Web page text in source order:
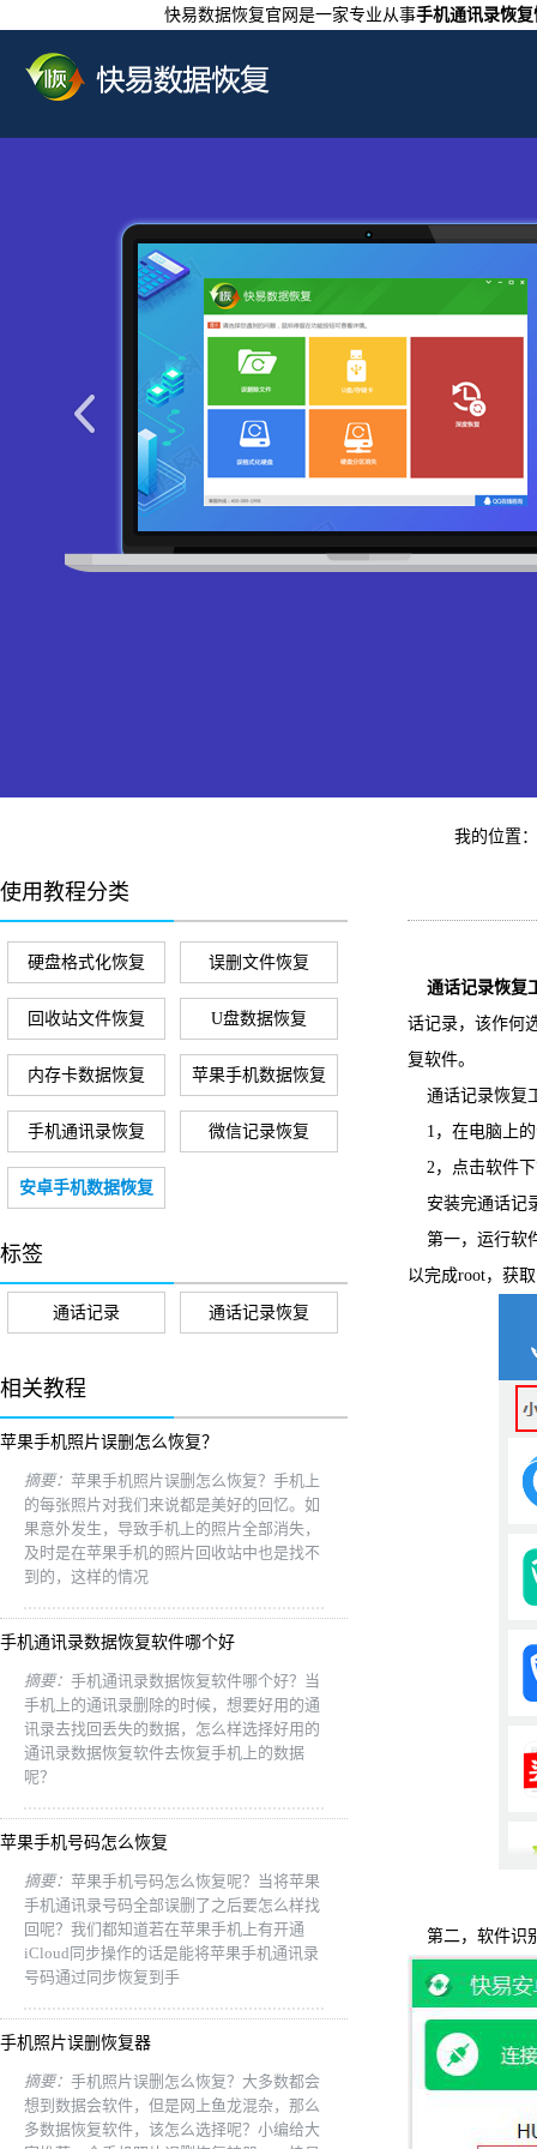
快易数据恢复官网是一家专业从事手机通讯录恢
我的位置
使用教程分类
硬盘格式化恢复 误删文件恢复
回收站文件恢复 U盘数据恢复
内存卡数据恢复 苹果手机数据恢复
手机通讯录恢复 微信记录恢复
安卓手机数据恢复
标签
通话记录 通话记录恢复
相关教程
苹果手机照片误删怎么恢复？
摘要： 苹果手机照片误删怎么恢复？手机上
的每张照片对我们来说都是美好的回忆。如
果意外发生，导致手机上的照片全部消失，
及时是在苹果手机的照片回收站中也是找不
到的，这样的情况
手机通讯录数据恢复软件哪个好
摘要： 手机通讯录数据恢复软件哪个好？当
手机上的通讯录删除的时候，想要好用的通
讯录去找回丢失的数据，怎么样选择好用的
通讯录数据恢复软件去恢复手机上的数据
呢？
苹果手机号码怎么恢复
摘要： 苹果手机号码怎么恢复呢？当将苹果
手机通讯录号码全部误删了之后要怎么样找
回呢？我们都知道若在苹果手机上有开通
iCloud同步操作的话是能将苹果手机通讯录
号码通过同步恢复到手
手机照片误删恢复器
摘要： 手机照片误删怎么恢复？大多数都会
想到数据会软件，但是网上鱼龙混杂，那么
多数据恢复软件，该怎么选择呢？小编给大
通话记录恢复
话记录，该作何
复软件。
通话记录恢复
1，在电脑上
2，点击软件
安装完通话记
第一，运行软
以完成root，获
第二，软件识